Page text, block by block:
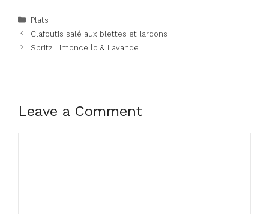
Categories
Plats
Clafoutis salé aux blettes et lardons
Spritz Limoncello & Lavande
Leave a Comment